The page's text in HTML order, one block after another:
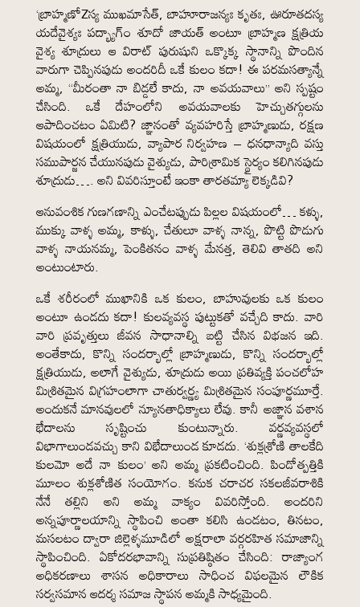
‘బ్రాహ్మణోZస్య ముఖమాసేత్, బాహూరాజన్యః కృతః, ఊరూతదస్య
యదేవైశ్యః పద్భ్యాగ్ం శూదో జాయత్ అంటూ బ్రాహ్మణ క్షత్రియ
వైశ్య శూద్రులు ఆ విరాట్ పురుషుని ఒక్కొక్క స్థానాన్ని పొందిన
వారుగా చెప్పినపుడు అందరిదీ ఒకే కులం కదా! ఈ పరమసత్యాన్నే
అమ్మ, “మీరంతా నా బిడ్డలే కాదు, నా అవయవాలు” అని స్పష్టం
చేసింది. ఒకే దేహంలోని అవయవాలకు హెచ్చుతగ్గులను
ఆపాదించటం ఏమిటి? జ్ఞానంతో వ్యవహరిస్తే బ్రాహ్మణుడు, రక్షణ
విషయంలో క్షత్రియుడు, వ్యాపార నిర్వహణ – ధనధాన్యాది వస్తు
సముపార్జన చేయునపుడు వైశ్యుడు, పారిశ్రామిక స్థైర్యం కలిగినపుడు
శూద్రుడు…. అని వివరిస్తూంటే ఇంకా తారతమ్యా లెక్కడివి?
ఆనువంశిక గుణగణాన్ని ఎంచేటప్పుడు పిల్లల విషయంలో… కళ్ళు,
ముక్కు వాళ్ళ అమ్మ, కాళ్ళు, చేతులూ వాళ్ళ నాన్న, పొట్టి పొడుగు
వాళ్ళ నాయనమ్మ, పెంకితనం వాళ్ళ మేనత్త, తెలివి తాతది అని
అంటుంటారు.
ఒకే శరీరంలో ముఖానికి ఒక కులం, బాహువులకు ఒక కులం
అంటూ ఉండదు కదా! కులవ్యవస్థ పుట్టుకతో వచ్చేది కాదు. వారి
వారి ప్రవృత్తులు జీవన సాధానాల్ని బట్టి చేసిన విభజన ఇది.
అంతేకాదు, కొన్ని సందర్భాల్లో బ్రాహ్మణుడు, కొన్ని సందర్భాల్లో
క్షత్రియుడు, అలాగే వైశ్యుడు, శూద్రుడు అయి ప్రతివ్యక్తి పంచలోహ
మిశ్రితమైన విగ్రహంలాగా చాతుర్వర్ణ్య మిశ్రితమైన సంపూర్ణమూర్తే.
అందుకనే మానవులలో న్యూనతాధిక్యాలు లేవు. కానీ అజ్ఞాన వశాన
భేదాలను సృష్టించు కుంటున్నారు. వర్ణవ్యవస్థలో
విభాగాలుండవచ్చు కాని విభేదాలుండ కూడదు. ‘శుక్లశ్రోణి తాలకేది
కులమో అదే నా కులం’ అని అమ్మ ప్రకటించింది. పిండోత్పత్తికి
మూలం శుక్లశోణిత సంయోగం. కనుక చరాచర సకలజీవరాశికి
నేనే తల్లిని అని అమ్మ వాక్యం వివరిస్తోంది. అందరిని
అన్నపూర్ణాలయాన్ని స్థాపించి అంతా కలిసి ఉండటం, తినటం,
మసలటం ద్వారా జిల్లెళ్ళమూడిలో అక్షరాలా వర్గరహిత సమాజాన్ని
స్థాపించింది. ఏకోదరభావాన్ని సుప్రతిష్ఠితం చేసింది: రాజ్యాంగ
అధికరణాలు శాసన అధికారాలు సాధించ విఫలమైన లౌకిక
సర్వసమాన ఆదర్శ సమాజ స్థాపన అమ్మకి సాధ్యమైంది.